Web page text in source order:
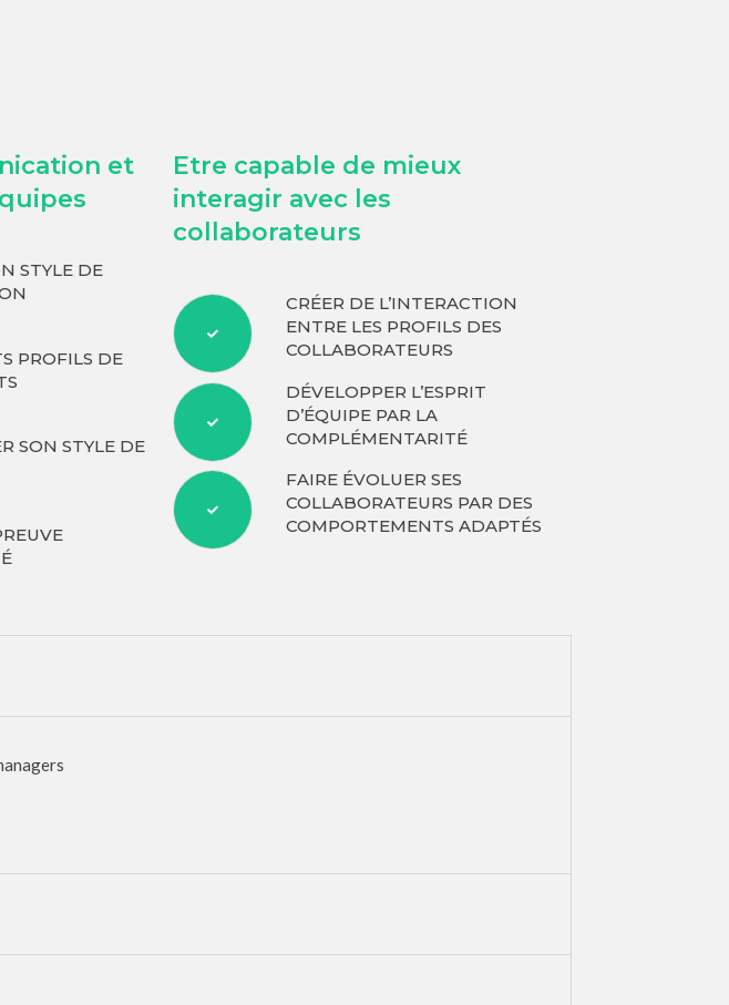
et
STYLE DE
PROFILS DE
SON STYLE DE
Etre capable de mieux
interagir avec les
collaborateurs
CRÉER DE L’INTERACTION
ENTRE LES PROFILS DES
COLLABORATEURS
DÉVELOPPER L’ESPRIT
D’ÉQUIPE PAR LA
COMPLÉMENTARITÉ
FAIRE ÉVOLUER SES
COLLABORATEURS PAR DES
COMPORTEMENTS ADAPTÉS